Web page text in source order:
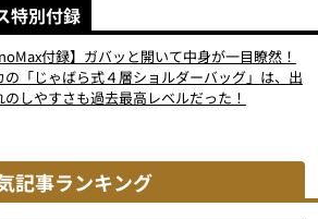
特別付録
付録】ガバッと開いて中身が一目瞭然！
の「じゃばら式４層ショルダーバッグ」は、出
のしやすさも過去最高レベルだった！
記事ランキング